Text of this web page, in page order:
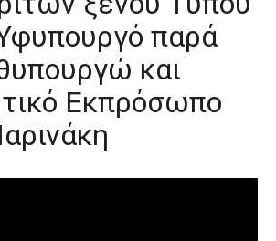
παρά
και
Εκπρόσωπο